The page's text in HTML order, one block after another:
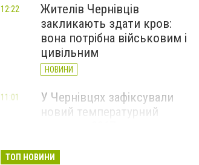
Жителів Чернівців
закликають здати кров:
вона потрібна військовим і
цивільним
НОВИНИ
12:22
У Чернівцях зафіксували
новий температурний
11:01
ТОП НОВИНИ